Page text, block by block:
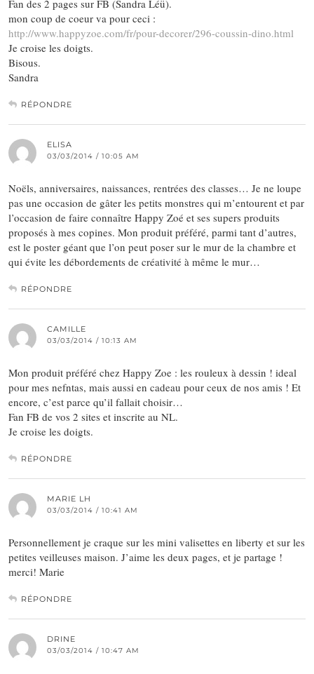
Fan des 2 pages sur FB (Sandra Léü).
mon coup de coeur va pour ceci :
http://www.happyzoe.com/fr/pour-decorer/296-coussin-dino.html
Je croise les doigts.
Bisous.
Sandra
RÉPONDRE
ELISA
03/03/2014 / 10:05 AM
Noëls, anniversaires, naissances, rentrées des classes… Je ne loupe
pas une occasion de gâter les petits monstres qui m’entourent et par
l’occasion de faire connaître Happy Zoé et ses supers produits
proposés à mes copines. Mon produit préféré, parmi tant d’autres,
est le poster géant que l’on peut poser sur le mur de la chambre et
qui évite les débordements de créativité à même le mur…
RÉPONDRE
CAMILLE
03/03/2014 / 10:13 AM
Mon produit préféré chez Happy Zoe : les rouleux à dessin ! ideal
pour mes nefntas, mais aussi en cadeau pour ceux de nos amis ! Et
encore, c’est parce qu’il fallait choisir…
Fan FB de vos 2 sites et inscrite au NL.
Je croise les doigts.
RÉPONDRE
MARIE LH
03/03/2014 / 10:41 AM
Personnellement je craque sur les mini valisettes en liberty et sur les
petites veilleuses maison. J’aime les deux pages, et je partage !
merci! Marie
RÉPONDRE
DRINE
03/03/2014 / 10:47 AM